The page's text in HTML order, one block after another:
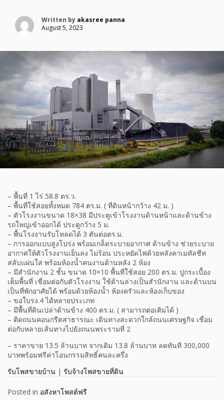
Written by akasree panna
August 5, 2023
– พื้นที่ 1 ไร่ 58.8 ตร.ว.
– พื้นที่ใช้สอยทั้งหมด 784 ตร.ม. ( ที่ดินหน้ากว้าง 42 ม. )
– ตัวโรงงานขนาด 18×38 มีประตูเข้าโรงงานด้านหน้าและด้านข้าง
รถใหญ่เข้าออกได้ ประตูกว้าง 5 ม.
– พื้นโรงงานรับโหลดได้ 3 ตันต่อตร.ม.
– การออกแบบสูงโปร่ง พร้อมเกล็ดระบายอากาศ ด้านข้าง ช่วยระบาย
อากาศให้ตัวโรงงานเย็นลง ไม่ร้อน ประหยัดไฟด้วยหลังคาเมทัลชีท
สลับแผ่นใส พร้อมห้องน้ำคนงานด้านหลัง 2 ห้อง
– มีสำนักงาน 2 ชั้น ขนาด 10×10 พื้นที่ใช้สอย 200 ตร.ม. ปูกระเบื้อง
เต็มพื้นที่ เชื่อมต่อกับตัวโรงงาน ใช้ด้านล่างเป็นสำนักงาน และด้านบน
เป็นที่พักอาศัยได้ พร้อมด้วยห้องน้ำ ห้องครัวและห้องเก็บของ
– ขอใบรง.4 ได้หลายประเภท
– มีพื้นที่ดินเปล่าด้านข้าง 400 ตร.ม. ( สามารถต่อเติมได้ )
– ติดถนนคอนกรีตสาธารณะ เดินทางสะดวกใกล้ถนนเศรษฐกิจ เชื่อม
ต่อกับหลายเส้นทางไปยังถนนพระรามที่ 2
– ราคาขาย 13.5 ล้านบาท จากเดิม 13.8 ล้านบาท ลดทันที 300,000
บาทพร้อมฟรีค่าโอนกรรมสิทธิ์คนละครึ่ง
รับโพสขายบ้าน | รับจ้างโพสขายที่ดิน
Posted in อสังหาโพสต์ฟรี